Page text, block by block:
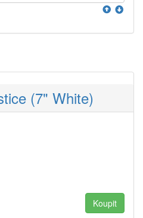
(7" White)